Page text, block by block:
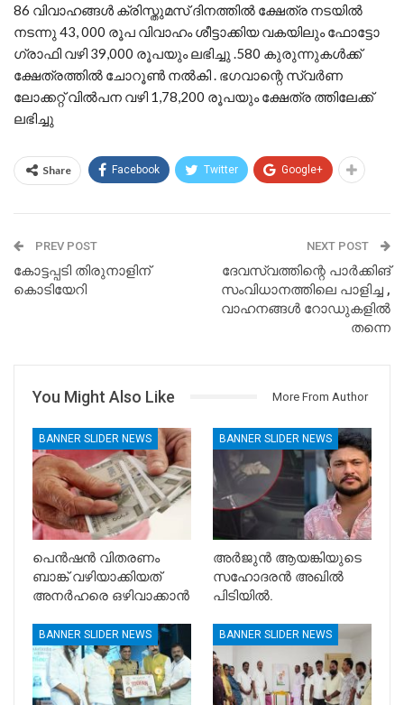
86 വിവാഹങ്ങൾ ക്രിസ്തുമസ് ദിനത്തിൽ ക്ഷേത്ര നടയിൽ
നടന്നു 43, 000 രൂപ വിവാഹം ശീട്ടാക്കിയ വകയിലും ഫോട്ടോ
ഗ്രാഫി വഴി 39,000 രൂപയും ലഭിച്ചു .580 കുരുന്നുകൾക്ക്
ക്ഷേത്രത്തിൽ ചോറൂൺ നൽകി . ഭഗവാന്റെ സ്വർണ
ലോക്കറ്റ് വിൽപന വഴി 1,78,200 രൂപയും ക്ഷേത്ര ത്തിലേക്ക്
ലഭിച്ചു
Share Facebook Twitter Google+
PREV POST
കോട്ടപ്പടി തിരുനാളിന്
കൊടിയേറി
NEXT POST
ദേവസ്വത്തിന്റെ പാർക്കിങ്
സംവിധാനത്തിലെ പാളിച്ച ,
വാഹനങ്ങൾ റോഡുകളിൽ
തന്നെ
You Might Also Like More From Author
BANNER SLIDER NEWS
പെൻഷൻ വിതരണം
ബാങ്ക് വഴിയാക്കിയത്
അനർഹരെ ഒഴിവാക്കാൻ
BANNER SLIDER NEWS
അർജുൻ ആയങ്കിയുടെ
സഹോദരൻ അഖിൽ
പിടിയിൽ.
BANNER SLIDER NEWS BANNER SLIDER NEWS